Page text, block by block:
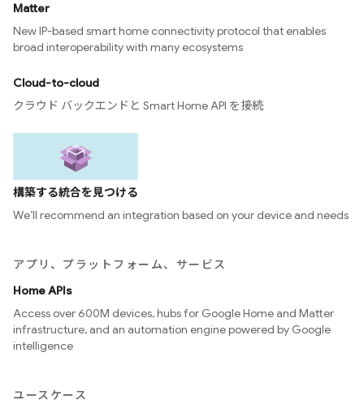
Matter
New IP-based smart home connectivity protocol that enables
broad interoperability with many ecosystems
Cloud-to-cloud
クラウド バックエンドと Smart Home API を接続
構築する統合を見つける
We’ll recommend an integration based on your device and needs
アプリ、プラットフォーム、サービス
Home APIs
Access over 600M devices, hubs for Google Home and Matter
infrastructure, and an automation engine powered by Google
intelligence
ユースケース